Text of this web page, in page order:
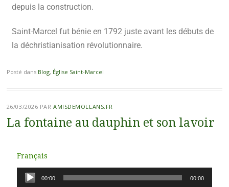
depuis la construction.
Saint-Marcel fut bénie en 1792 juste avant les débuts de
la déchristianisation révolutionnaire.
Posté dans Blog, Église Saint-Marcel
26/03/2026 PARAMISDEMOLLANS.FR
La fontaine au dauphin et son lavoir
Français
Lecteur
audio
00:00 00:00